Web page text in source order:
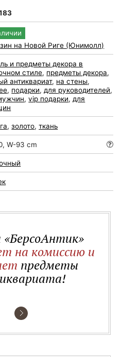
на Новой Риге (Юнимолл)
и предметы декора в
стиле, предметы декора,
антиквариат, на стены,
, подарки, для руководителей,
,vip подарки, для
,золото,ткань
W-93 cm
«БерсоАнтик»
на комиссию и
предметы